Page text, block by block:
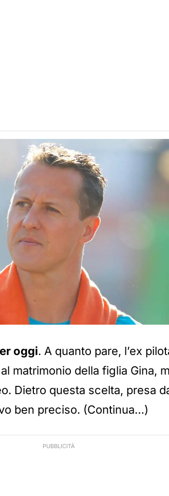
oggi. A quanto pare, l’ex
matrimonio della figlia Gina,
Dietro questa scelta, presa
ben preciso. (Continua…)